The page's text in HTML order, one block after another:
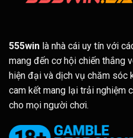
555win là nhà cái uy tín với
mang đến cơ hội chiến thắng
hiện đại và dịch vụ chăm sóc
cam kết mang lại trải nghiệm
cho mọi người chơi.